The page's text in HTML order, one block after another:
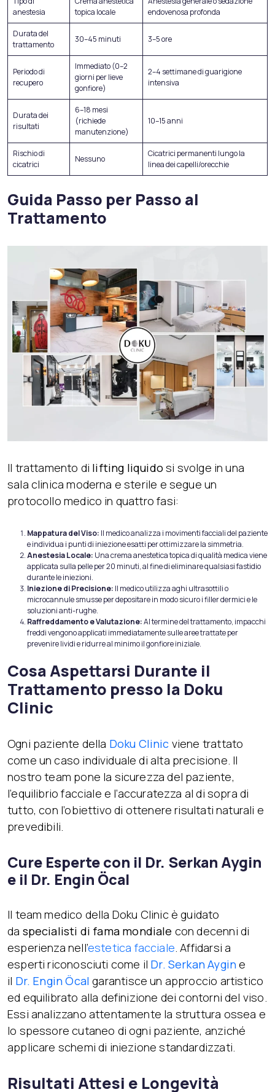
anestesia
topica locale
endovenosa profonda
Durata del
trattamento
30–45 minuti 3–5 ore
Periodo di
recupero
Immediato (0–2
giorni per lieve
gonfiore)
2–4 settimane di guarigione
intensiva
Durata dei
risultati
6–18 mesi
(richiede
manutenzione)
10–15 anni
Rischio di
cicatrici
Nessuno
Cicatrici permanenti lungo la
linea dei capelli/orecchie
Guida Passo per Passo al
Trattamento
Il trattamento di lifting liquido si svolge in una
sala clinica moderna e sterile e segue un
protocollo medico in quattro fasi:
Mappatura del Viso: Il medico analizza i movimenti facciali del paziente
e individua i punti di iniezione esatti per ottimizzare la simmetria.
Anestesia Locale: Una crema anestetica topica di qualità medica viene
applicata sulla pelle per 20 minuti, al fine di eliminare qualsiasi fastidio
durante le iniezioni.
Iniezione di Precisione: Il medico utilizza aghi ultrasottili o
microcannule smusse per depositare in modo sicuro i filler dermici e le
soluzioni anti-rughe.
Raffreddamento e Valutazione:Al termine del trattamento, impacchi
freddi vengono applicati immediatamente sulle aree trattate per
prevenire lividi e ridurre al minimo il gonfiore iniziale.
Cosa Aspettarsi Durante il
Trattamento presso la Doku
Clinic
Ogni paziente della Doku Clinic viene trattato
come un caso individuale di alta precisione. Il
nostro team pone la sicurezza del paziente,
l’equilibrio facciale e l’accuratezza al di sopra di
tutto, con l’obiettivo di ottenere risultati naturali e
prevedibili.
Cure Esperte con il Dr. Serkan Aygin
e il Dr. Engin Öcal
Il team medico della Doku Clinic è guidato
da specialisti di fama mondiale con decenni di
esperienza nell’estetica facciale. Affidarsi a
esperti riconosciuti come il Dr. Serkan Aygine
il Dr. Engin Öcalgarantisce un approccio artistico
ed equilibrato alla definizione dei contorni del viso.
Essi analizzano attentamente la struttura ossea e
lo spessore cutaneo di ogni paziente, anziché
applicare schemi di iniezione standardizzati.
Risultati Attesi e Longevità